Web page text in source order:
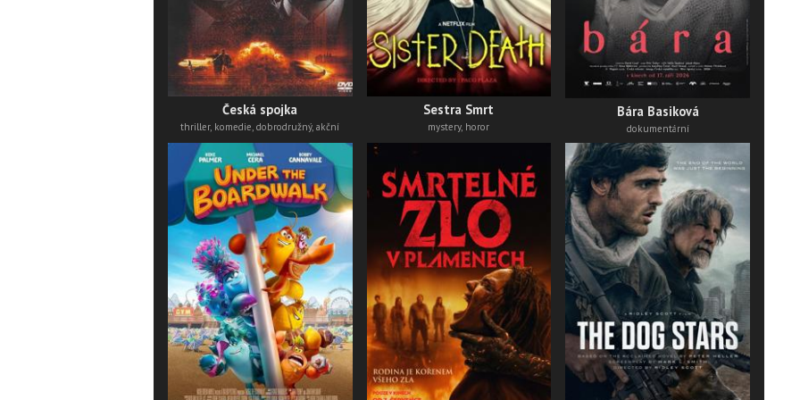
Česká spojka
thriller, komedie, dobrodružný, akční
Sestra Smrt
mystery, horor
Bára Basiková
dokumentární